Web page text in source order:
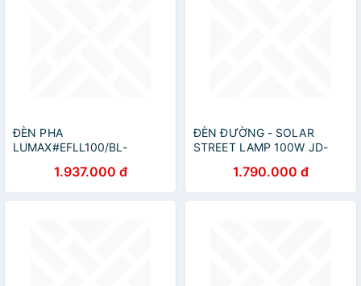
ĐÈN PHA
LUMAX#EFLL100/BL-
1.937.000 đ
ĐÈN ĐƯỜNG - SOLAR
STREET LAMP 100W JD-
1.790.000 đ